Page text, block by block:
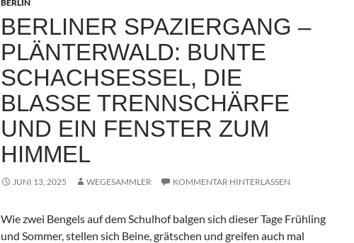
BERLIN
BERLINER SPAZIERGANG –
PLÄNTERWALD: BUNTE
SCHACHSESSEL, DIE
BLASSE TRENNSCHÄRFE
UND EIN FENSTER ZUM
HIMMEL
JUNI 13, 2025 WEGESAMMLER KOMMENTAR HINTERLASSEN
Wie zwei Bengels auf dem Schulhof balgen sich dieser Tage Frühling
und Sommer, stellen sich Beine, grätschen und greifen auch mal